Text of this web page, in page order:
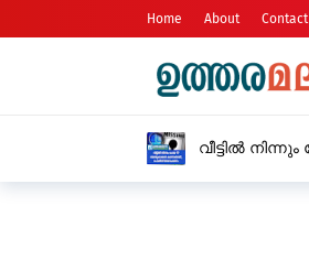
Home About Contact